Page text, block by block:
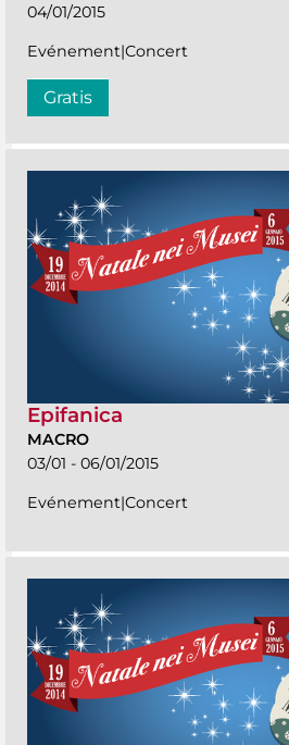
04/01/2015
Evénement|Concert
Gratis
Epifanica
MACRO
03/01 - 06/01/2015
Evénement|Concert